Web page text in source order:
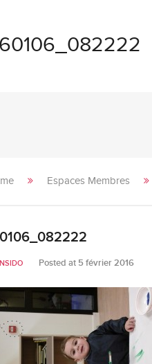
Espaces Membres
Posted at 5 février 2016